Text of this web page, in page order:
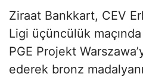
Ziraat Bankkart, CEV
Ligi üçüncülük
PGE Projekt
ederek bronz